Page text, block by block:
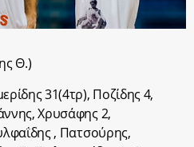
Θ.)
31(4τρ), Ποζίδης 4,
Χρυσάφης 2,
, Πατσούρης,